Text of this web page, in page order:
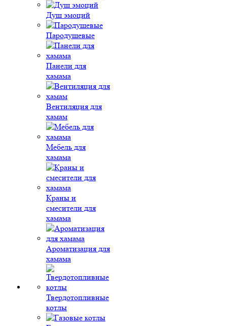
Душ эмоций
Пародушевые
Панели для
хамама
Вентиляция для
хамам
Мебель для
хамама
Краны и
смесители для
хамама
Ароматизация для
хамама
Твердотопливные
котлы